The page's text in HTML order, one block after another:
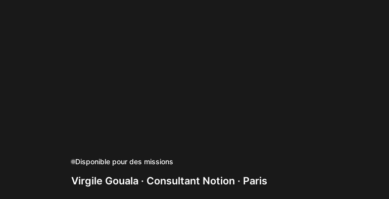
Disponible pour des missions
Virgile Gouala · Consultant Notion · Paris